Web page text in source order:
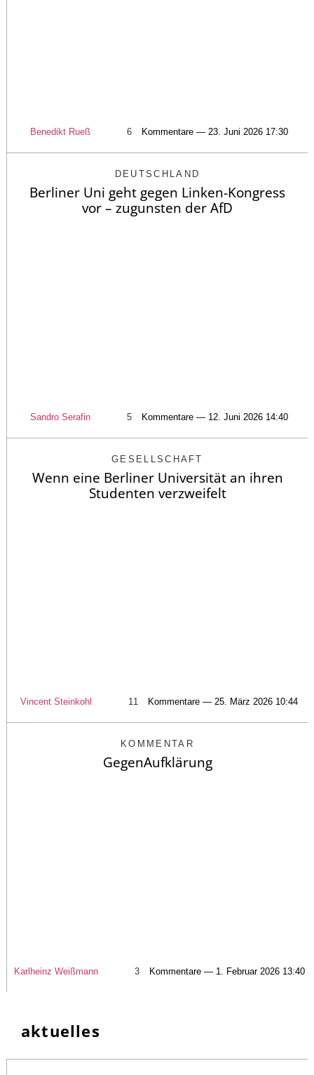
Benedikt Rueß 6 Kommentare — 23. Juni 2026 17:30
DEUTSCHLAND
Berliner Uni geht gegen Linken-Kongress
vor – zugunsten der AfD
Sandro Serafin 5 Kommentare — 12. Juni 2026 14:40
GESELLSCHAFT
Wenn eine Berliner Universität an ihren
Studenten verzweifelt
Vincent Steinkohl 11 Kommentare — 25. März 2026 10:44
KOMMENTAR
GegenAufklärung
Karlheinz Weißmann 3 Kommentare — 1. Februar 2026 13:40
aktuelles